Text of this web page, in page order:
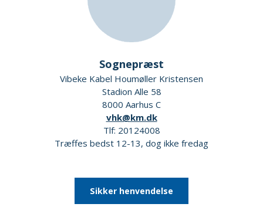
Sognepræst
Vibeke Kabel Houmøller Kristensen
Stadion Alle 58
8000 Aarhus C
vhk@km.dk
Tlf: 20124008
Træffes bedst 12-13, dog ikke fredag
Sikker henvendelse